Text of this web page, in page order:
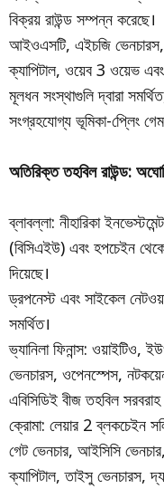
বিক্রয় রাউন্ড সম্পন্ন করেছে।
আইওএসটি, এইচজি ভেনচারস,
ক্যাপিটাল, ওয়েব 3 ওয়েভ এবং
মূলধন সংস্থাগুলি দ্বারা
সংগ্রহযোগ্য ভূমিকা-প্লেিং
অতিরিক্ত তহবিল রাউন্ড:
ব্লাবল্লা: নীহারিকা
(বিসিএইউ) এবং হপচেইন
দিয়েছে।
ড্রপনেস্ট এবং সাইকেল
সমর্থিত।
ভ্যানিলা ফিনান্স: ওয়াইটিও,
ভেনচারস, ওপেনস্পেস,
এবিসিডিই বীজ তহবিল
ক্রোমা: লেয়ার 2 ব্লকচেইন
গেট ভেনচার, আইসিসি
ক্যাপিটাল, তাইসু ভেনচারস,